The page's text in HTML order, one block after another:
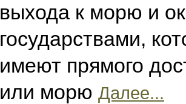
выхода к морю и
государствами,
имеют прямого
или морю Далее...